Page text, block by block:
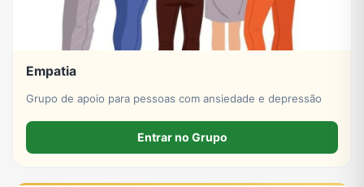
Empatia
Grupo de apoio para pessoas com ansiedade e depressão
Entrar no Grupo